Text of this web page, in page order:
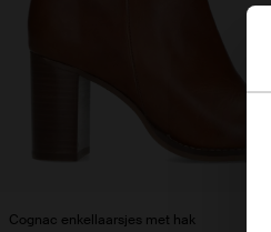
Cognac enkellaarsjes met hak